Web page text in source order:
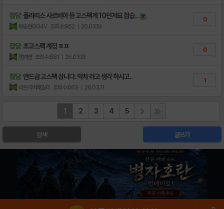
잡담 폴라리스 사르비아 등 고스펙계 10던져요 접습..
배승현GG4V 조회수:962 | 26.03.19
0
잡담 초고스펙 계정 ㅍㅍ
햄과앤 조회수:681 | 26.03.18
0
잡담 앤드급 고스펙 삽니다. 막차 라고 생각 하시고..
리트리버패밀리 조회수:663 | 26.03.11
1
1 2 3 4 5
검색 글쓰기